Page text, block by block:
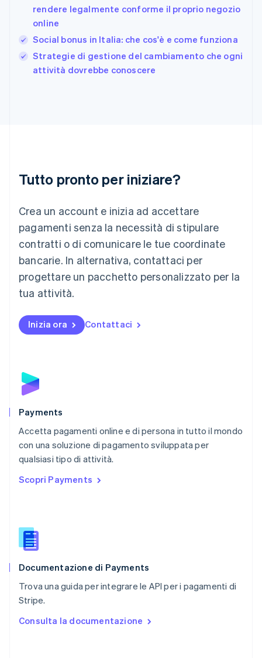
rendere legalmente conforme il proprio negozio
online
Social bonus in Italia: che cos'è e come funziona
Strategie di gestione del cambiamento che ogni
attività dovrebbe conoscere
Tutto pronto per iniziare?
Crea un account e inizia ad accettare
pagamenti senza la necessità di stipulare
contratti o di comunicare le tue coordinate
bancarie. In alternativa, contattaci per
progettare un pacchetto personalizzato per la
tua attività.
Inizia ora Contattaci
Payments
Accetta pagamenti online e di persona in tutto il mondo
con una soluzione di pagamento sviluppata per
qualsiasi tipo di attività.
Scopri Payments
Documentazione di Payments
Trova una guida per integrare le API per i pagamenti di
Stripe.
Consulta la documentazione
日本語English
Gibilterra
Grecia
English
India
Lituania
Lussemburgo
Deutsch English
Malaysia
English 简体中文
Malta
Messico
EspañolEnglish
English
Nuova Zelanda
Polonia
English
Português
English简体中文
Regno Unito
English
English
English
Slovacchia
Slovenia
Spagna
Español
English Español简体中文